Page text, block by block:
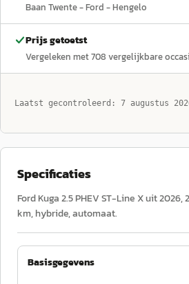
Baan Twente - Ford - Hengelo
Prijs getoetst
Vergeleken met708 vergelijkbare
Laatst gecontroleerd: 7 augustus
Specificaties
Ford Kuga 2.5 PHEV ST-Line X uit
km, hybride, automaat.
Basisgegevens